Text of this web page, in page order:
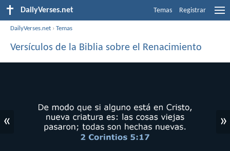
DailyVerses.net Temas Registrar
DailyVerses.net ›Temas
Versículos de la Biblia sobre el Renacimiento
« »